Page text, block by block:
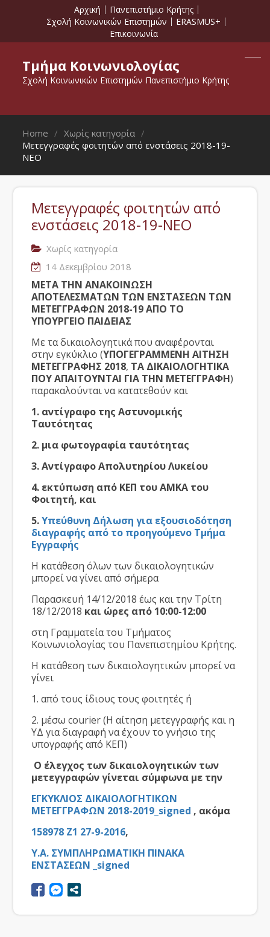
Αρχική
Πανεπιστήμιο Κρήτης
Σχολή Κοινωνικών Επιστημών
ERASMUS+
Επικοινωνία
Τμήμα Κοινωνιολογίας
Σχολή Κοινωνικών Επιστημών Πανεπιστήμιο Κρήτης
Home
Χωρίς κατηγορία
Μετεγγραφές φοιτητών από ενστάσεις 2018-19-
ΝΕΟ
Μετεγγραφές φοιτητών από
ενστάσεις 2018-19-ΝΕΟ
Χωρίς κατηγορία
14 Δεκεμβρίου 2018
ΜΕΤΑ ΤΗΝ ΑΝΑΚΟΙΝΩΣΗ
ΑΠΟΤΕΛΕΣΜΑΤΩΝ ΤΩΝ ΕΝΣΤΑΣΕΩΝ ΤΩΝ
ΜΕΤΕΓΓΡΑΦΩΝ 2018-19 ΑΠΟ ΤΟ
ΥΠΟΥΡΓΕΙΟ ΠΑΙΔΕΙΑΣ
Με τα δικαιολογητικά που αναφέρονται
στην εγκύκλιο (ΥΠΟΓΕΓΡΑΜΜΕΝΗ ΑΙΤΗΣΗ
ΜΕΤΕΓΓΡΑΦΗΣ 2018, ΤΑ ΔΙΚΑΙΟΛΟΓΗΤΙΚΑ
ΠΟΥ ΑΠΑΙΤΟΥΝΤΑΙ ΓΙΑ ΤΗΝ ΜΕΤΕΓΓΡΑΦΗ)
παρακαλούνται να κατατεθούν και
1. αντίγραφο της Αστυνομικής
Ταυτότητας
2. μια φωτογραφία ταυτότητας
3. Αντίγραφο Απολυτηρίου Λυκείου
4. εκτύπωση από ΚΕΠ του ΑΜΚΑ του
Φοιτητή, και
5.Υπεύθυνη Δήλωση για εξουσιοδότηση
διαγραφής από το προηγούμενο Τμήμα
Εγγραφής
Η κατάθεση όλων των δικαιολογητικών
μπορεί να γίνει από σήμερα
Παρασκευή 14/12/2018 έως και την Τρίτη
18/12/2018 και ώρες από 10:00-12:00
στη Γραμματεία του Τμήματος
Κοινωνιολογίας του Πανεπιστημίου Κρήτης.
Η κατάθεση των δικαιολογητικών μπορεί να
γίνει
1. από τους ίδιους τους φοιτητές ή
2. μέσω courier (Η αίτηση μετεγγραφής και η
ΥΔ για διαγραφή να έχουν το γνήσιο της
υπογραφής από ΚΕΠ)
Ο έλεγχος των δικαιολογητικών των
μετεγγραφών γίνεται σύμφωνα με την
ΕΓΚΥΚΛΙΟΣ ΔΙΚΑΙΟΛΟΓΗΤΙΚΩΝ
ΜΕΤΕΓΓΡΑΦΩΝ 2018-2019_signed , ακόμα
158978 Ζ1 27-9-2016,
Υ.Α. ΣΥΜΠΛΗΡΩΜΑΤΙΚΗ ΠΙΝΑΚΑ
ΕΝΣΤΑΣΕΩΝ _signed